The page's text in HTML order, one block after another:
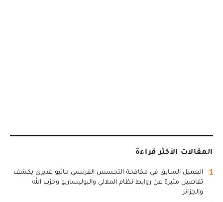
المقالات الأكثر قراءة
1
العميل السابق في مكافحة التجسس الفرنسي ماثيو غديري يكشف
تفاصيل مثيرة عن روابط نظام الملالي والبوليساريو وحزب الله
والجزائر